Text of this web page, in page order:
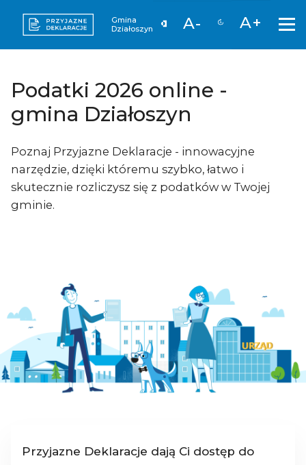
Gmina
Działoszyn
A- A+
Podatki 2026 online -
gmina Działoszyn
Poznaj Przyjazne Deklaracje - innowacyjne
narzędzie, dzięki któremu szybko, łatwo i
skutecznie rozliczysz się z podatków w Twojej
gminie.
Przyjazne Deklaracje dają Ci dostęp do